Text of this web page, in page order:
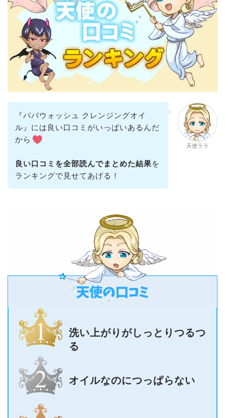
天使ララ
『パパウォッシュ クレンジングオイ
ル』には良い口コミがいっぱいあるんだ
から
良い口コミを全部読んでまとめた結果を
ランキングで見せてあげる！
洗い上がりがしっとりつるつ
る
オイルなのにつっぱらない